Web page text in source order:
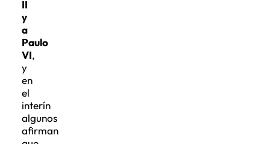
II
y
a
Paulo
VI,
y
en
el
interín
algunos
afirman